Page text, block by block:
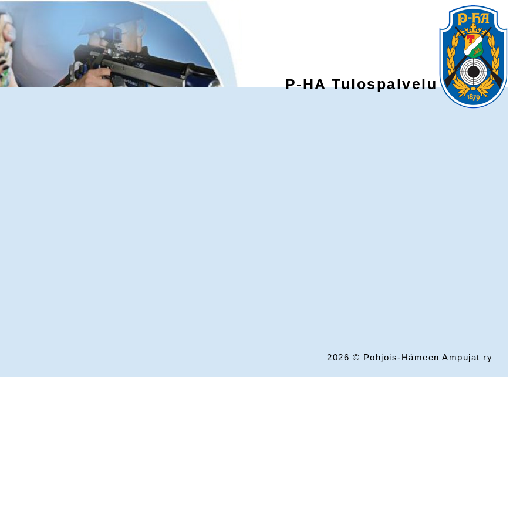
P-HA Tulospalvelu
2026 © Pohjois-Hämeen Ampujat ry